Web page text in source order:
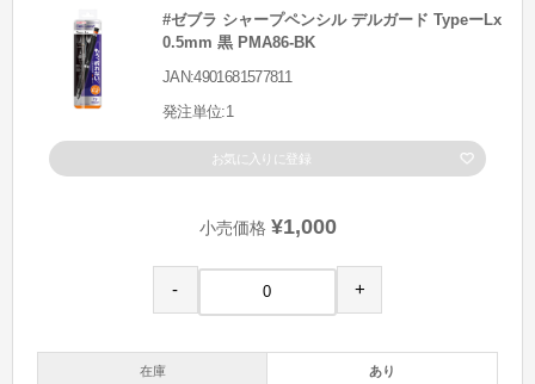
#ゼブラ シャープペンシル デルガード TypeーLx
0.5mm 黒 PMA86-BK
JAN:4901681577811
発注単位:1
お気に入りに登録
小売価格 ¥1,000
- +
在庫 あり